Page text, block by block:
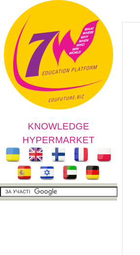
KNOWLEDGE
HYPERMARKET